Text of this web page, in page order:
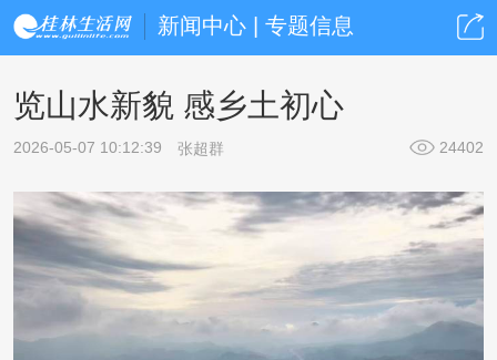
新闻中心 | 专题信息
览山水新貌 感乡土初心
2026-05-07 10:12:39 张超群 24402